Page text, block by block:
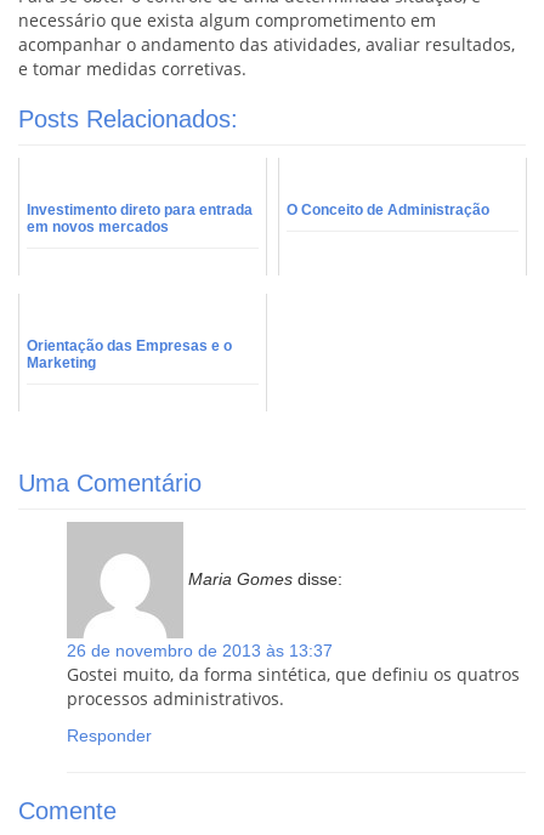
necessário que exista algum comprometimento em
acompanhar o andamento das atividades, avaliar resultados,
e tomar medidas corretivas.
Posts Relacionados:
Investimento direto para entrada
em novos mercados
O Conceito de Administração
Orientação das Empresas e o
Marketing
Uma Comentário
Maria Gomes disse:
26 de novembro de 2013 às 13:37
Gostei muito, da forma sintética, que definiu os quatros
processos administrativos.
Responder
Comente